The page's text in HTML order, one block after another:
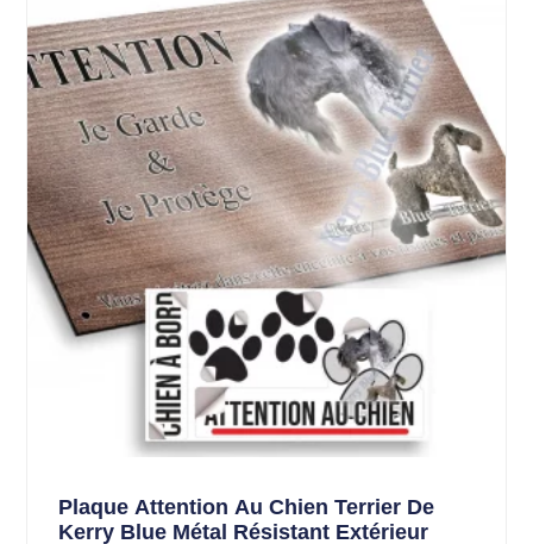
Plaque Attention Au Chien Terrier De
Kerry Blue Métal Résistant Extérieur